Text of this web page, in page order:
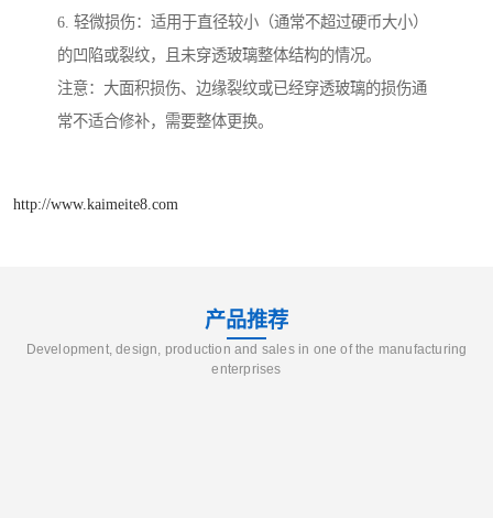
6. 轻微损伤：适用于直径较小（通常不超过硬币大小）
的凹陷或裂纹，且未穿透玻璃整体结构的情况。
注意：大面积损伤、边缘裂纹或已经穿透玻璃的损伤通
常不适合修补，需要整体更换。
http://www.kaimeite8.com
产品推荐
Development, design, production and sales in one of the manufacturing
enterprises